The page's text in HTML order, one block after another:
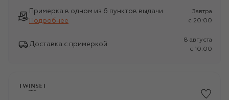
Примерка в одном из 6 пунктов выдачи
Подробнее
Завтра
c 20:00
Доставка с примеркой
8 августа
c 10:00